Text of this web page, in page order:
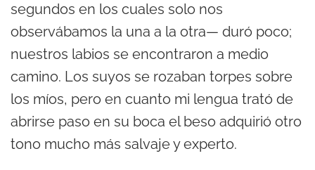
segundos en los cuales solo nos
observábamos la una a la otra— duró poco;
nuestros labios se encontraron a medio
camino. Los suyos se rozaban torpes sobre
los míos, pero en cuanto mi lengua trató de
abrirse paso en su boca el beso adquirió otro
tono mucho más salvaje y experto.